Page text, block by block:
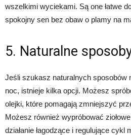
wszelkimi wyciekami. Są one łatwe
spokojny sen bez obaw o plamy na
5. Naturalne
Jeśli szukasz naturalnych sposobów
noc, istnieje kilka opcji. Możesz
olejki, które pomagają zmniejszyć
Możesz również wypróbować
działanie łagodzące i regulujące cykl